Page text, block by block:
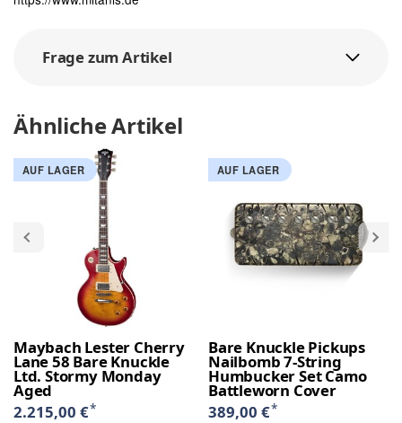
Frage zum Artikel
Ähnliche Artikel
AUF LAGER
Maybach Lester Cherry
Lane 58 Bare Knuckle
Ltd. Stormy Monday
Aged
2.215,00 €*
AUF LAGER
Bare Knuckle Pickups
Nailbomb 7-String
Humbucker Set Camo
Battleworn Cover
389,00 €*